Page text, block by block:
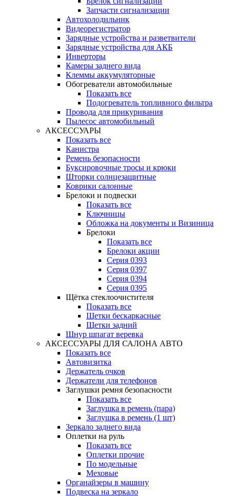
Запчасти сигнализации
Автохолодильник
Видеорегистратор
Зарядные устройства и разветвители
Зарядные устройства для АКБ
Инверторы
Камеры заднего вида
Клеммы аккумуляторные
Обогреватели автомобильные
Показать все
Подогреватель топливного фильтра
Провода для прикуривания
Пылесос автомобильный
АКСЕССУАРЫ
Показать все
Канистра
Ремень безопасности
Буксировочные тросы и крюки
Шторки солнцезащитные
Коврики салонные
Брелоки и подвески
Показать все
Ключницы
Обложка на документы и Визиница
Брелоки
Показать все
Брелоки акции
Серия 0393
Серия 0397
Серия 0394
Серия 0395
Щётка стеклоочистителя
Показать все
Щетки бескаркасные
Щетки задний
Шнур шпагат веревка
АКСЕССУАРЫ ДЛЯ САЛОНА АВТО
Показать все
Автовизитка
Держатель очков
Держатели для телефонов
Заглушки ремня безопасности
Показать все
Заглушка в ремень (пара)
Заглушка в ремень (1 шт)
Зеркало заднего вида
Оплетки на руль
Показать все
Оплетки прочиe
По модельные
Меховые
Органайзеры в машину
Подвеска на зеркало